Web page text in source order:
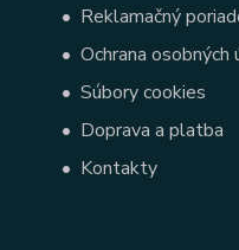
• Reklamačný
• Ochrana osobných
• Súbory cookies
• Doprava a platba
• Kontakty